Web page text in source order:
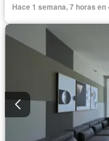
Hace 1 semana, 7 horas